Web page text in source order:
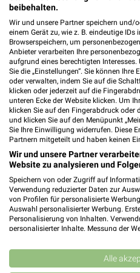
Mega Tage
Gültig bis Fr. 14.08.
XXXLutz
beibehalten.
Wir und unsere Partner speichern
einem Gerät zu, wie z. B. eindeutige IDs
Browserspeichern, um
Anbieter verarbeiten Ihre
aufgrund eines berechtigten
Sie die „Einstellungen“. Sie können
oder verwalten, indem Sie auf die
klicken oder jederzeit auf die
unteren Ecke der Website klicken. Um
klicken Sie auf den Fingerabdruck oder
und klicken Sie auf den Menüpunkt
Sie Ihre Einwilligung widerrufen. Diese
Partnern mitgeteilt und haben keinen
Wir und unsere Partner
Website zu analysieren und
Speichern von oder Zugriff auf
Verwendung reduzierter Daten zur
von Profilen für personalisierte
Auswahl personalisierter Werbung.
Personalisierung von Inhalten.
personalisierter Inhalte. Messung der
Kombinationen von Daten aus
Verbesserung der Angebote.
von Inhalten.
Alle